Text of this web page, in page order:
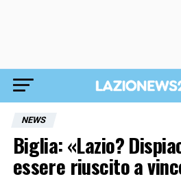
NEWS
Biglia: «Lazio?
essere riuscito a